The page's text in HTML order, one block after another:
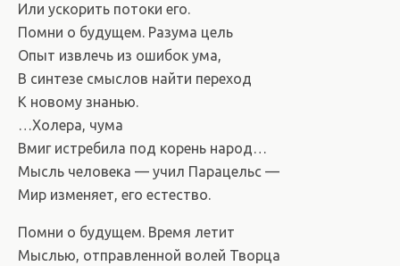
Или ускорить потоки его.
Помни о будущем. Разума цель
Опыт извлечь из ошибок ума,
В синтезе смыслов найти переход
К новому знанью.
…Холера, чума
Вмиг истребила под корень народ…
Мысль человека — учил Парацельс —
Мир изменяет, его естество.
Помни о будущем. Время летит
Мыслью, отправленной волей Творца